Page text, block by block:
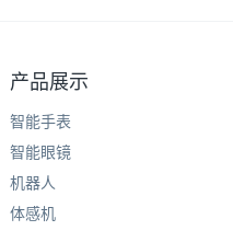
产品展示
智能手表
智能眼镜
机器人
体感机